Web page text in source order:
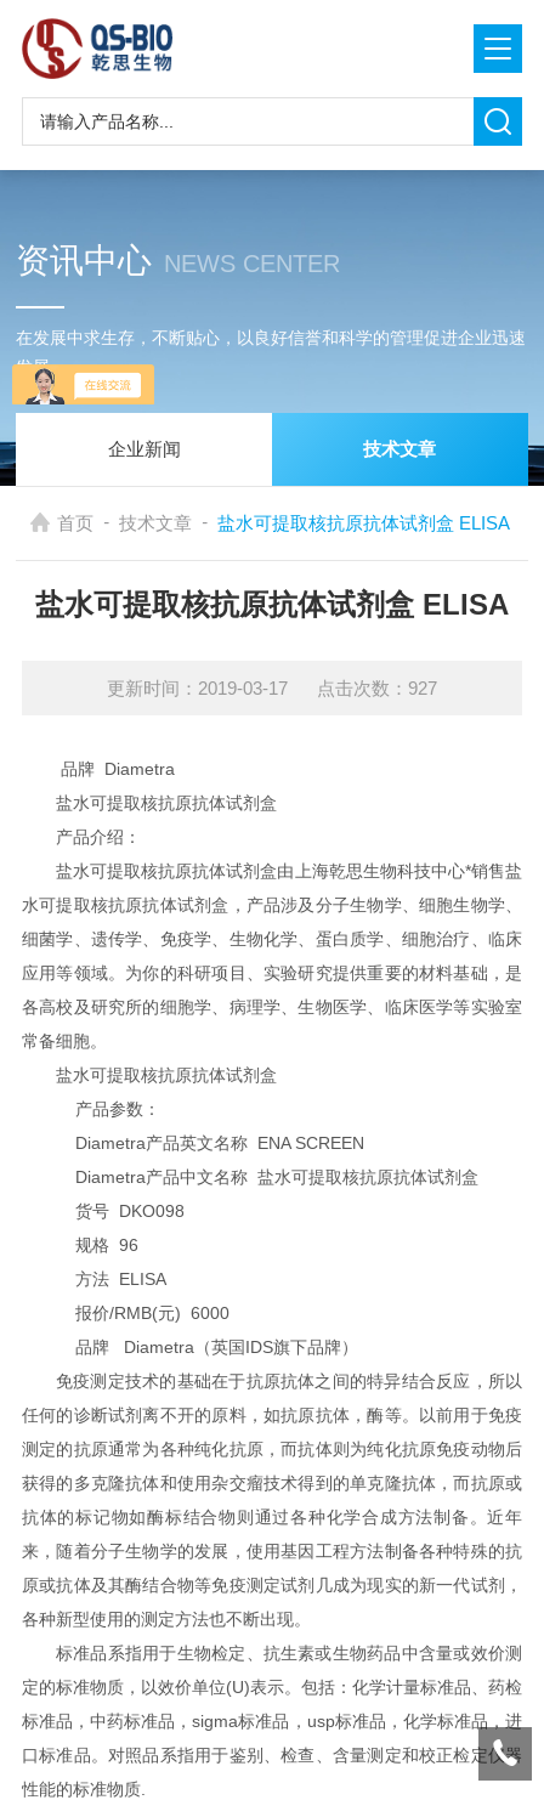
资讯中心 NEWS CENTER
在发展中求生存，不断贴心，以良好信誉和科学的管理促进企业迅速
发展
企业新闻 技术文章
首页 - 技术文章 - 盐水可提取核抗原抗体试剂盒 ELISA
盐水可提取核抗原抗体试剂盒 ELISA
更新时间：2019-03-17 点击次数：927
品牌 Diametra
盐水可提取核抗原抗体试剂盒
产品介绍：
盐水可提取核抗原抗体试剂盒由上海乾思生物科技中心*销售盐
水可提取核抗原抗体试剂盒，产品涉及分子生物学、细胞生物学、
细菌学、遗传学、免疫学、生物化学、蛋白质学、细胞治疗、临床
应用等领域。为你的科研项目、实验研究提供重要的材料基础，是
各高校及研究所的细胞学、病理学、生物医学、临床医学等实验室
常备细胞。
盐水可提取核抗原抗体试剂盒
产品参数：
Diametra产品英文名称 ENA SCREEN
Diametra产品中文名称 盐水可提取核抗原抗体试剂盒
货号 DKO098
规格 96
方法 ELISA
报价/RMB(元) 6000
品牌 Diametra（英国IDS旗下品牌）
免疫测定技术的基础在于抗原抗体之间的特异结合反应，所以
任何的诊断试剂离不开的原料，如抗原抗体，酶等。以前用于免疫
测定的抗原通常为各种纯化抗原，而抗体则为纯化抗原免疫动物后
获得的多克隆抗体和使用杂交瘤技术得到的单克隆抗体，而抗原或
抗体的标记物如酶标结合物则通过各种化学合成方法制备。近年
来，随着分子生物学的发展，使用基因工程方法制备各种特殊的抗
原或抗体及其酶结合物等免疫测定试剂几成为现实的新一代试剂，
各种新型使用的测定方法也不断出现。
标准品系指用于生物检定、抗生素或生物药品中含量或效价测
定的标准物质，以效价单位(U)表示。包括：化学计量标准品、药检
标准品，中药标准品，sigma标准品，usp标准品，化学标准品，进
口标准品。对照品系指用于鉴别、检查、含量测定和校正检定仪器
性能的标准物质.